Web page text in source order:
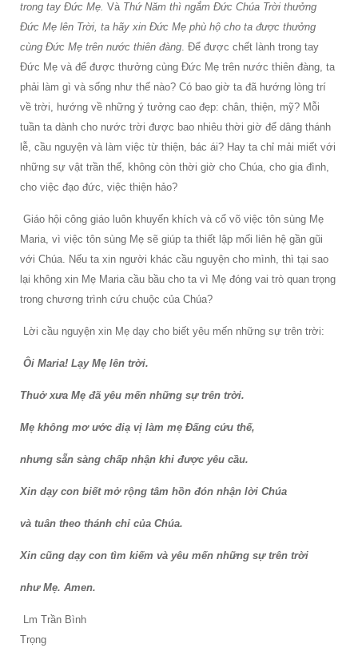
trong tay Ðức Mẹ. Và Thứ Năm thì ngắm Ðức Chúa Trời thưởng
Ðức Mẹ lên Trời, ta hãy xin Ðức Mẹ phù hộ cho ta được thưởng
cùng Ðức Mẹ trên nước thiên đàng. Ðể được chết lành trong tay
Ðức Mẹ và để được thưởng cùng Ðức Mẹ trên nước thiên đàng, ta
phải làm gì và sống như thế nào? Có bao giờ ta đã hướng lòng trí
về trời, hướng về những ý tưởng cao đẹp: chân, thiện, mỹ? Mỗi
tuần ta dành cho nước trời được bao nhiêu thời giờ để dâng thánh
lễ, cầu nguyện và làm việc từ thiện, bác ái? Hay ta chỉ mải miết với
những sự vật trần thế, không còn thời giờ cho Chúa, cho gia đình,
cho việc đạo đức, việc thiện hảo?
Giáo hội công giáo luôn khuyến khích và cổ võ việc tôn sùng Mẹ
Maria, vì việc tôn sùng Mẹ sẽ giúp ta thiết lập mối liên hệ gần gũi
với Chúa. Nếu ta xin người khác cầu nguyện cho mình, thì tại sao
lại không xin Mẹ Maria cầu bầu cho ta vì Mẹ đóng vai trò quan trọng
trong chương trình cứu chuộc của Chúa?
Lời cầu nguyện xin Mẹ dạy cho biết yêu mến những sự trên trời:
Ôi Maria! Lạy Mẹ lên trời.
Thuở xưa Mẹ đã yêu mến những sự trên trời.
Mẹ không mơ ước điạ vị làm mẹ Ðấng cứu thế,
nhưng sẵn sàng chấp nhận khi được yêu cầu.
Xin dạy con biết mở rộng tâm hồn đón nhận lời Chúa
và tuân theo thánh chỉ của Chúa.
Xin cũng dạy con tìm kiếm và yêu mến những sự trên trời
như Mẹ. Amen.
Lm Trần Bình
Trọng